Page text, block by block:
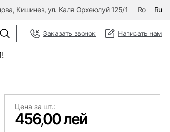
Кишинев, ул. Каля Орхеюлуй 125/1 Ro Ru
Заказать звонок Написать нам
Цена за шт.:
456,00 лей